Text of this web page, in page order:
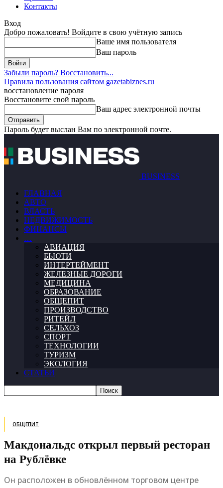
Контакты
Вход
Добро пожаловать! Войдите в свою учётную запись
Ваше имя пользователя
Ваш пароль
Забыли пароль? Восстановить...
Правила пользования сайтом gazetabiznes.ru
восстановление пароля
Восстановите свой пароль
Ваш адрес электронной почты
Пароль будет выслан Вам по электронной почте.
BUSINESS
ГЛАВНАЯ
АВТО
ВЛАСТЬ
НЕДВИЖИМОСТЬ
ФИНАНСЫ
…
АВИАЦИЯ
БЬЮТИ
ИНТЕРТЕЙМЕНТ
ЖЕЛЕЗНЫЕ ДОРОГИ
МЕДИЦИНА
ОБРАЗОВАНИЕ
ОБЩЕПИТ
ПРОИЗВОДСТВО
РИТЕЙЛ
СЕЛЬХОЗ
СПОРТ
ТЕХНОЛОГИИ
ТУРИЗМ
ЭКОЛОГИЯ
СТАТЬИ
ОБЩЕПИТ
Макдональдс открыл первый ресторан
на Рублёвке
Он расположен в обновлённом торговом центре